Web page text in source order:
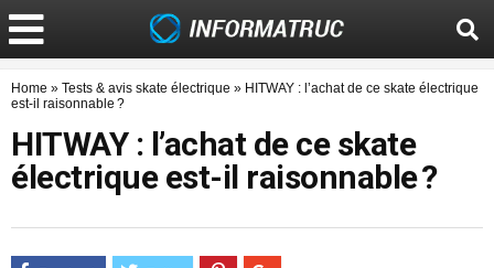
Home » Tests & avis skate électrique » HITWAY : l’achat de ce skate électrique
est-il raisonnable ?
HITWAY : l’achat de ce skate
électrique est-il raisonnable ?